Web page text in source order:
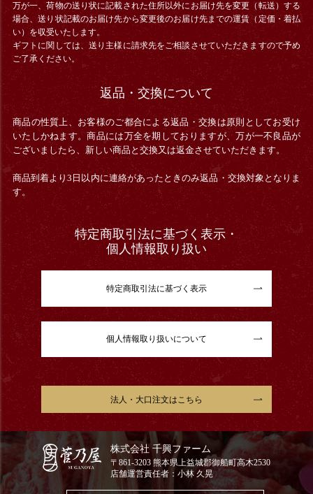
万が一、荷物の送り状に記載された住所以外にお届け先を変更（転送）する
場合、送り状記載のお届け先から変更後のお届け先までの運賃（定価・着払
い）を収受いたします。
ギフトに関しては、送り主様に請求先をご相談させていただきますので予め
ご了承ください。
返品・交換について
商品の性質上、お客様のご都合による返品・交換は原則としてお受け
いたしかねます。商品には万全を期しておりますが、万が一不良品が
ございましたら、新しい商品と交換又は返金させていただきます。
商品到着より3日以内に連絡があったときのみ返品・交換対象となりま
す。
特定商取引法に基づく表示・
個人情報取り扱い
特定商取引法に基づく表示
個人情報取り扱いについて
法人・大口注文はこちら
株式会社 千興ファーム
〒861-3203 熊本県上益城郡御船町高木2530
店舗運営責任者：小林 久晃